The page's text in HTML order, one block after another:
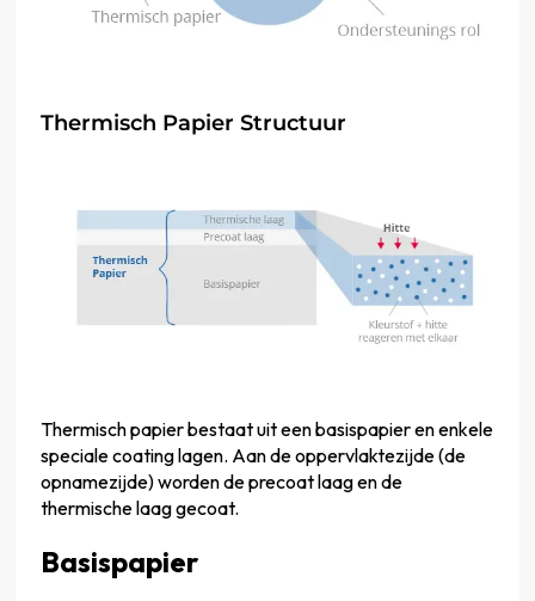
Thermisch Papier Structuur
Thermisch papier bestaat uit een basispapier en enkele
speciale coating lagen. Aan de oppervlaktezijde (de
opnamezijde) worden de precoat laag en de
thermische laag gecoat.
Basispapier